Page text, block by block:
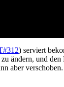
) serviert
ändern, und
aber verschoben.